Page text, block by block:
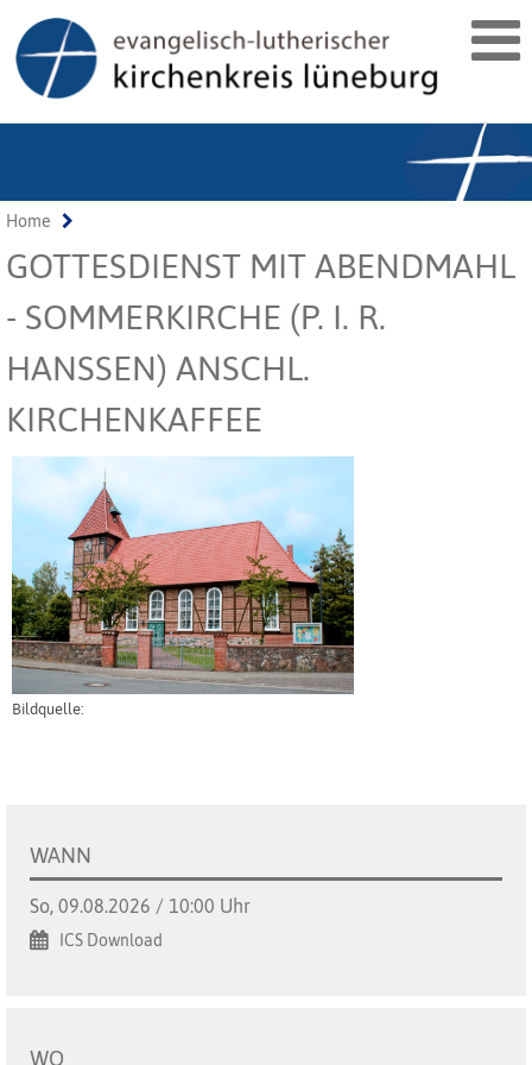
Home
GOTTESDIENST MIT ABENDMAHL
- SOMMERKIRCHE (P. I. R.
HANSSEN) ANSCHL.
KIRCHENKAFFEE
Bildquelle:
WANN
So, 09.08.2026 / 10:00 Uhr
ICS Download
WO